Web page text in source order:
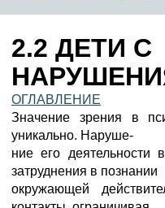
2.2 ДЕТИ С
ОГЛАВЛЕНИЕ
Значение зрения в
уникально. Наруше-
ние его деятельности
затруднения в познании
окружающей